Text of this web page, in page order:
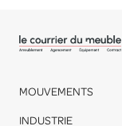
MOUVEMENTS
INDUSTRIE